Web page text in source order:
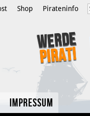
Shop Pirateninfo
Werde
Pirat!
Impressum